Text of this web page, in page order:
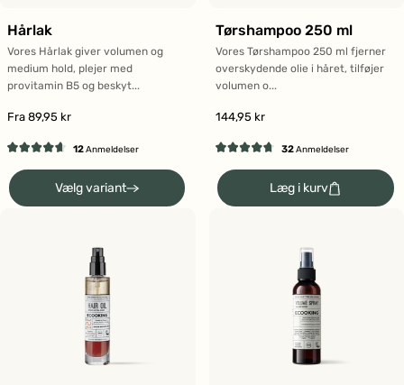
Hårlak
Vores Hårlak giver volumen og
medium hold, plejer med
provitamin B5 og beskyt...
Fra 89,95 kr
4.7
ud
af
12Anmeldelser
Vælg variant
Tørshampoo 250 ml
Vores Tørshampoo 250 ml fjerner
overskydende olie i håret, tilføjer
volumen o...
144,95 kr
4.7
ud
af
32Anmeldelser
Læg i kurv